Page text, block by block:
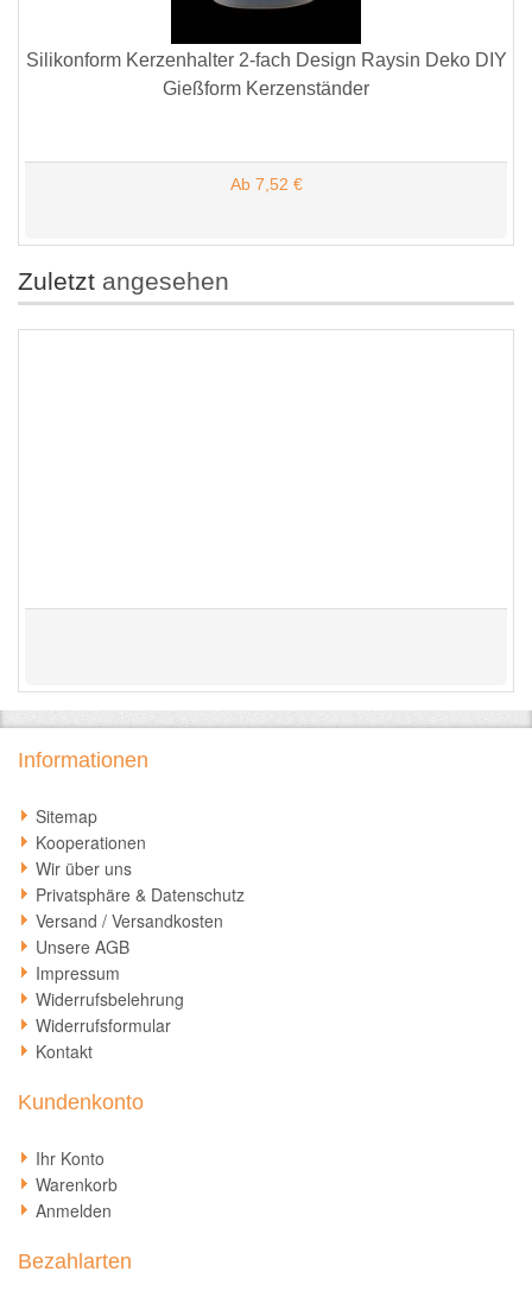
Silikonform Kerzenhalter 2-fach Design Raysin Deko DIY
Gießform Kerzenständer
Ab 7,52 €
Zuletzt angesehen
Informationen
Sitemap
Kooperationen
Wir über uns
Privatsphäre & Datenschutz
Versand / Versandkosten
Unsere AGB
Impressum
Widerrufsbelehrung
Widerrufsformular
Kontakt
Kundenkonto
Ihr Konto
Warenkorb
Anmelden
Bezahlarten